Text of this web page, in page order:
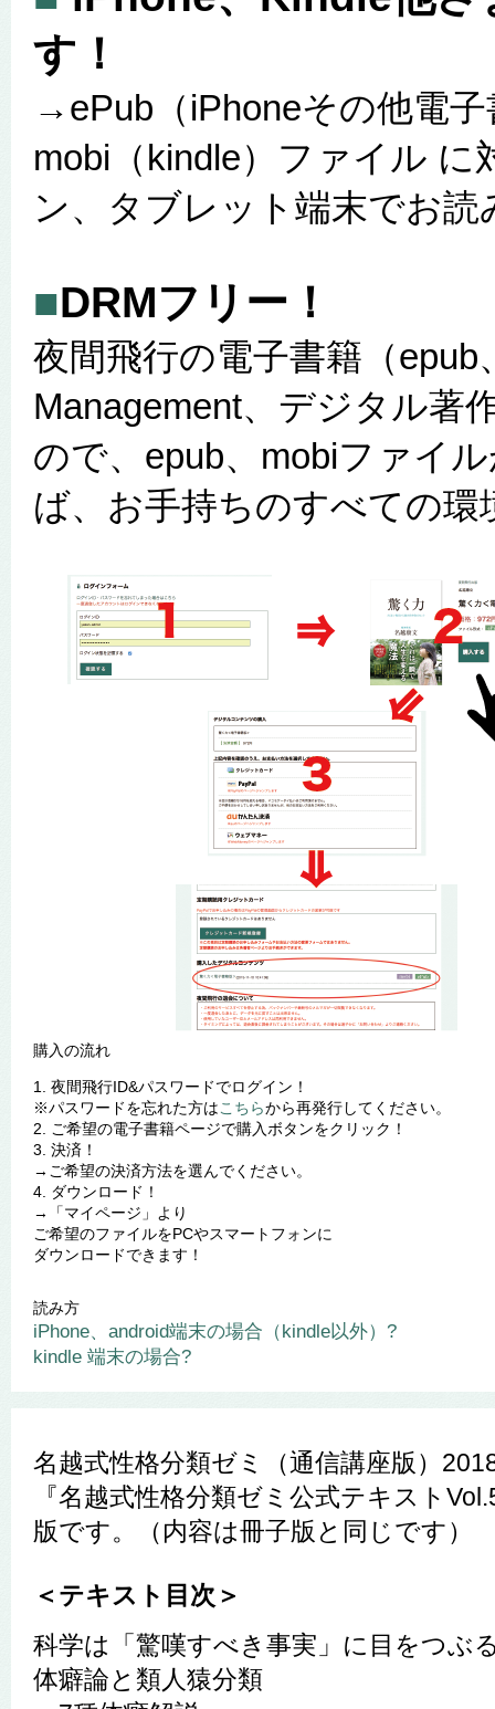
す！
→ePub（iPhoneその他電
mobi（kindle）ファイル
ン、タブレット端末でお
■DRMフリー！
夜間飛行の電子書籍（
Management、デジタル著
ので、epub、mobiファイ
ば、お手持ちのすべての
購入の流れ
1. 夜間飛行ID&パスワードでログイン！
※パスワードを忘れた方はこちらから再発行してください。
2. ご希望の電子書籍ページで購入ボタンをクリック！
3. 決済！
→ご希望の決済方法を選んでください。
4. ダウンロード！
→「マイページ」より
ご希望のファイルをPCやスマートフォンに
ダウンロードできます！
読み方
iPhone、android端末の場合（kindle以外）?
kindle 端末の場合?
名越式性格分類ゼミ（通信講座版）
『名越式性格分類ゼミ公式テキスト
版です。（内容は冊子版と同じです）
＜テキスト目次＞
科学は「驚嘆すべき事実」に目をつぶ
体癖論と類人猿分類